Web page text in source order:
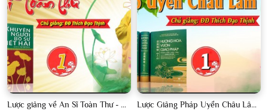
Lược giảng về An Sĩ Toàn Thư - Chủ giảng Đại Đức Thích Đạo Thịnh Lược Giảng Pháp Uyển Châu Lâm, Chủ giảng Đại Đức Thích Đạo Thịnh